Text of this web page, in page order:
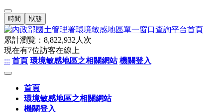
時間 狀態
累計瀏覽： 8,822,932 人次
現在有7位訪客在線上
::: 首頁 環境敏感地區之相關網站 機關登入
首頁
環境敏感地區之相關網站
機關登入